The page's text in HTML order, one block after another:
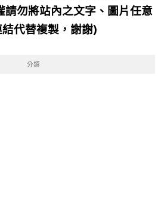
請勿將站內之文字、圖片任意
代替複製，謝謝)
分類